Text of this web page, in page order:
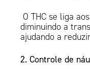
O THC se liga
diminuindo a
ajudando a
2. Controle de